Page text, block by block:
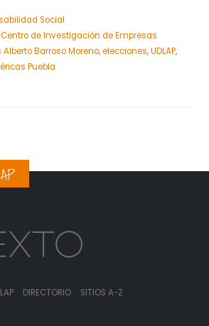
Social
Centro de Investigación de Empresas
Alberto Barroso Moreno,elecciones,UDLAP,
Puebla
DIRECTORIO SITIOS A-Z